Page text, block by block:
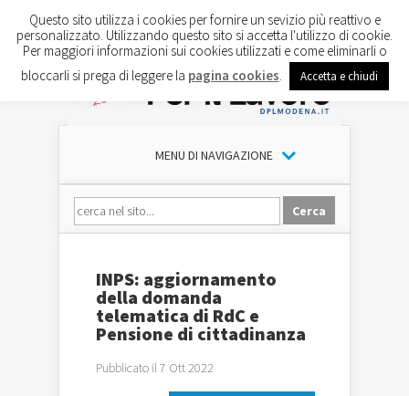
MENU DI NAVIGAZIONE
INPS: aggiornamento
della domanda
telematica di RdC e
Pensione di cittadinanza
Pubblicato il 7 Ott 2022
Questo sito utilizza i cookies per fornire un sevizio più reattivo e
personalizzato. Utilizzando questo sito si accetta l'utilizzo di cookie.
Per maggiori informazioni sui cookies utilizzati e come eliminarli o
bloccarli si prega di leggere la pagina cookies Accetta e chiudi